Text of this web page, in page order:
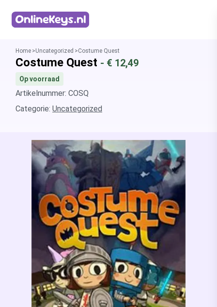
Home Uncategorized Costume Quest
Costume Quest - € 12,49
Op voorraad
Artikelnummer: COSQ
Categorie: Uncategorized